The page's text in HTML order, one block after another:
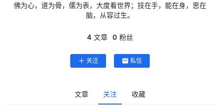
佛为心，道为骨，儒为表，大度看世界；技在手，能在身，思在
脑，从容过生。
4 文章 0 粉丝
关注 私信
文章 关注 收藏